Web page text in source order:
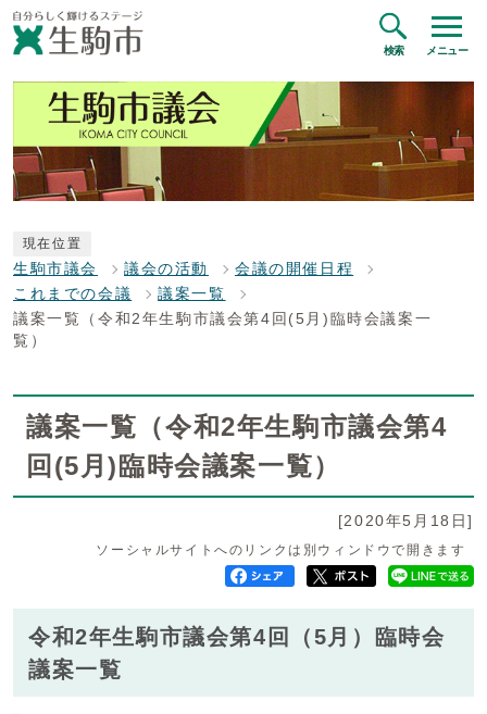
検索 メニュー
現在位置
生駒市議会 議会の活動
会議の開催日程
これまでの会議
議案一覧
議案一覧（令和2年生駒市議会第4回(5月)臨時会議案一
覧）
議案一覧（令和2年生駒市議会第4
回(5月)臨時会議案一覧）
[2020年5月18日]
ソーシャルサイトへのリンクは別ウィンドウで開きます
令和2年生駒市議会第4回（5月）臨時会
議案一覧